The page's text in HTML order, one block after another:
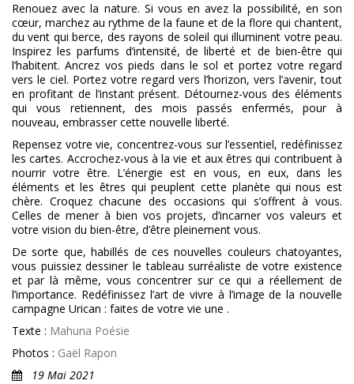
Renouez avec la nature. Si vous en avez la possibilité, en son
cœur, marchez au rythme de la faune et de la flore qui chantent,
du vent qui berce, des rayons de soleil qui illuminent votre peau.
Inspirez les parfums d’intensité, de liberté et de bien-être qui
l’habitent. Ancrez vos pieds dans le sol et portez votre regard
vers le ciel. Portez votre regard vers l’horizon, vers l’avenir, tout
en profitant de l’instant présent. Détournez-vous des éléments
qui vous retiennent, des mois passés enfermés, pour à
nouveau, embrasser cette nouvelle liberté.
Repensez votre vie, concentrez-vous sur l’essentiel, redéfinissez
les cartes. Accrochez-vous à la vie et aux êtres qui contribuent à
nourrir votre être. L’énergie est en vous, en eux, dans les
éléments et les êtres qui peuplent cette planète qui nous est
chère. Croquez chacune des occasions qui s’offrent à vous.
Celles de mener à bien vos projets, d’incarner vos valeurs et
votre vision du bien-être, d’être pleinement vous.
De sorte que, habillés de ces nouvelles couleurs chatoyantes,
vous puissiez dessiner le tableau surréaliste de votre existence
et par là même, vous concentrer sur ce qui a réellement de
l’importance. Redéfinissez l’art de vivre à l’image de la nouvelle
campagne Urican : faites de votre vie une .
Texte : Mahuna Poésie
Photos : Gaël Rapon
19 Mai 2021